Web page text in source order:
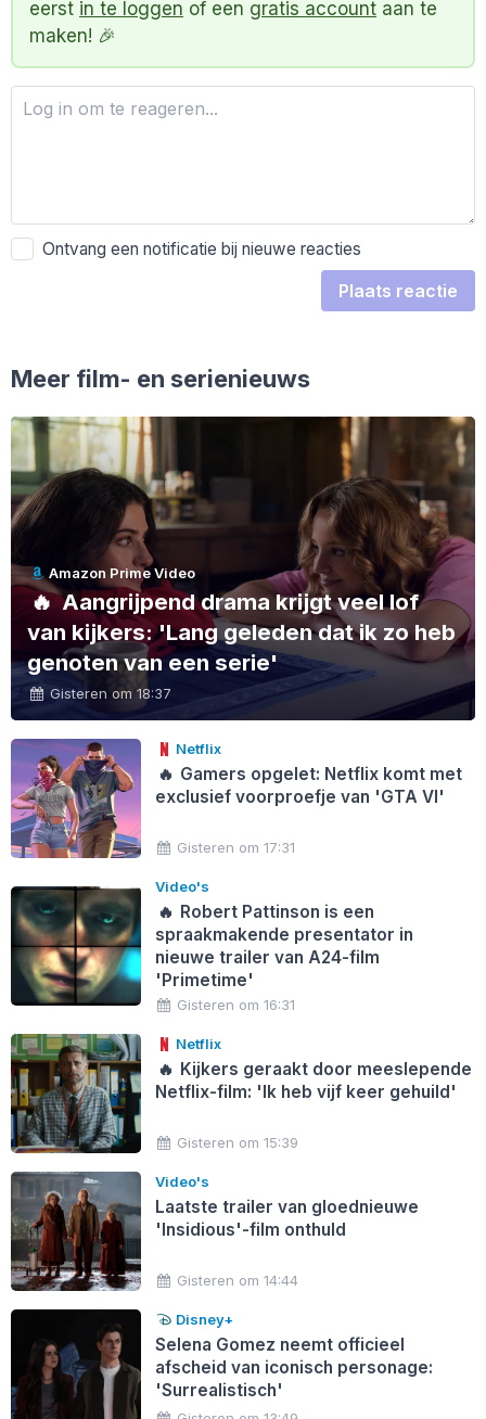
eerst in te loggen of een gratis account aan te
maken! 🎉
Ontvang een notificatie bij nieuwe reacties
Plaats reactie
Meer film- en serienieuws
Amazon Prime Video
🔥Aangrijpend drama krijgt veel lof
van kijkers: 'Lang geleden dat ik zo heb
genoten van een serie'
Gisteren om 18:37
Netflix
🔥 Gamers opgelet: Netflix komt met
exclusief voorproefje van 'GTA VI'
Gisteren om 17:31
Video's
🔥 Robert Pattinson is een
spraakmakende presentator in
nieuwe trailer van A24-film
'Primetime'
Gisteren om 16:31
Netflix
🔥 Kijkers geraakt door meeslepende
Netflix-film: 'Ik heb vijf keer gehuild'
Gisteren om 15:39
Video's
Laatste trailer van gloednieuwe
'Insidious'-film onthuld
Gisteren om 14:44
Disney+
Selena Gomez neemt officieel
afscheid van iconisch personage:
'Surrealistisch'